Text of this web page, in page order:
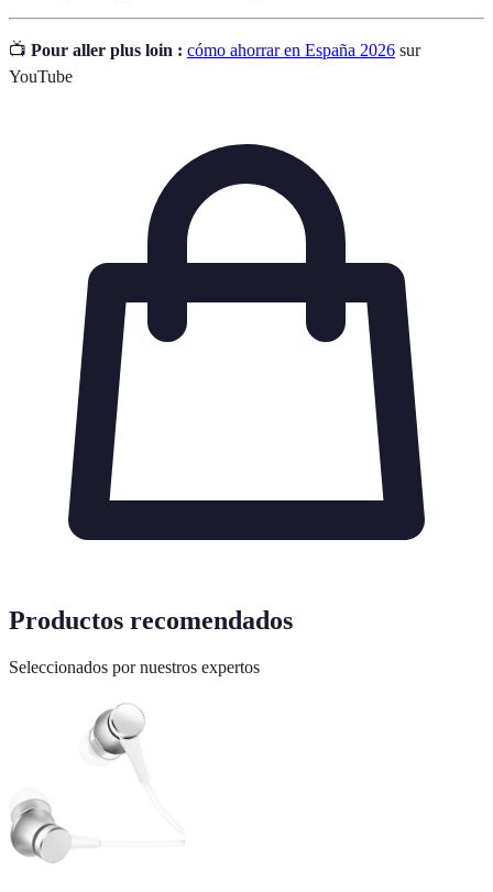
📺 Pour aller plus loin : cómo ahorrar en España 2026 sur
YouTube
Productos recomendados
Seleccionados por nuestros expertos